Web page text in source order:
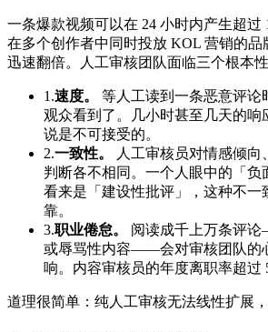
一条爆款视频可以在 24 小时内产生超过
在多个创作者中同时投放 KOL 营销的品
迅速翻倍。人工审核团队面临三个根本性
1.速度。
等人工读到一条恶意评论
观众看到了。几小时甚至几天的响
说是不可接受的。
2.一致性。
人工审核员对情感倾向
判断各不相同。一个人眼中的「负
看来是「建设性批评」，这种不一
靠。
3.职业倦怠。
阅读成千上万条评
或辱骂性内容——会对审核团队的
响。内容审核员的年度离职率超过
道理很简单：纯人工审核无法线性扩展，